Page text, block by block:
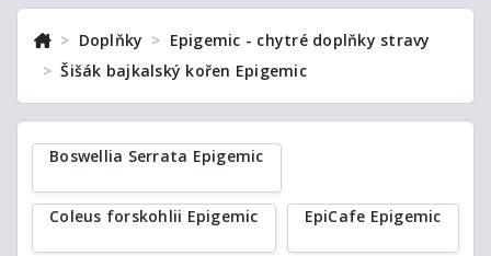
Doplňky
Epigemic - chytré doplňky stravy
Šišák bajkalský kořen Epigemic
Boswellia Serrata Epigemic
Coleus forskohlii Epigemic EpiCafe Epigemic